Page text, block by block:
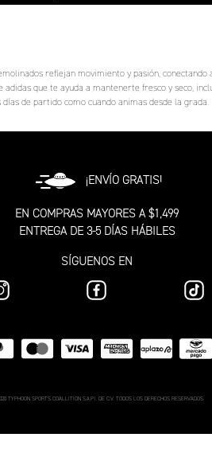
reflejan movimiento y pasión,
que te ayuda a mantenerte fresco y seco,
de partido como cuando animas desde la grada.
¡ENVÍO GRATIS!
EN COMPRAS MAYORES A $1,499
ENTREGA DE 3-5 DÍAS HÁBILES
SÍGUENOS EN
TYPHOON SPORTS COALLITION S.A.P.I. DE C.V. TODOS LOS DERECHOS RESERVADOS.